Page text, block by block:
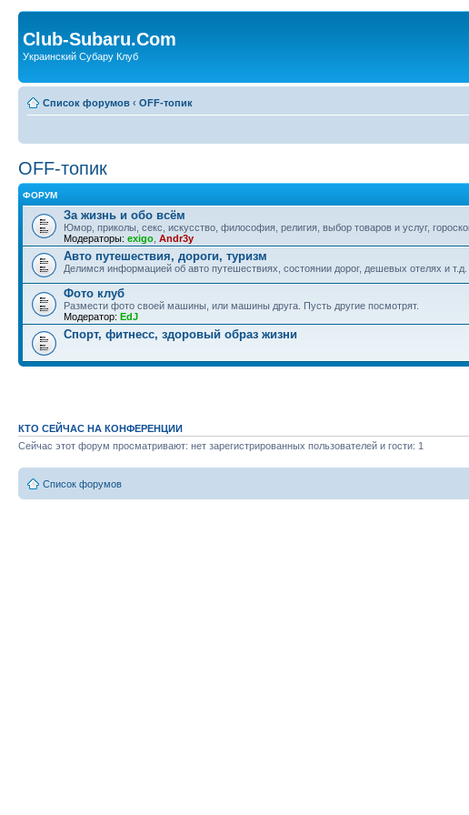
Club-Subaru.Com
Украинский Субару Клуб
Список форумов ‹ OFF-топик
OFF-топик
ФОРУМ
За жизнь и обо всём
Юмор, приколы, секс, искусство, философия, религия, выбор товаров и услуг,
Модераторы: exigo Andr3y
Авто путешествия, дороги, туризм
Делимся информацией об авто путешествиях, состоянии дорог, дешевых отелях и т.д.
Фото клуб
Размести фото своей машины, или машины друга. Пусть другие посмотрят.
Модератор: EdJ
Спорт, фитнесс, здоровый образ жизни
КТО СЕЙЧАС НА КОНФЕРЕНЦИИ
Сейчас этот форум просматривают: нет зарегистрированных пользователей и гости: 1
Список форумов